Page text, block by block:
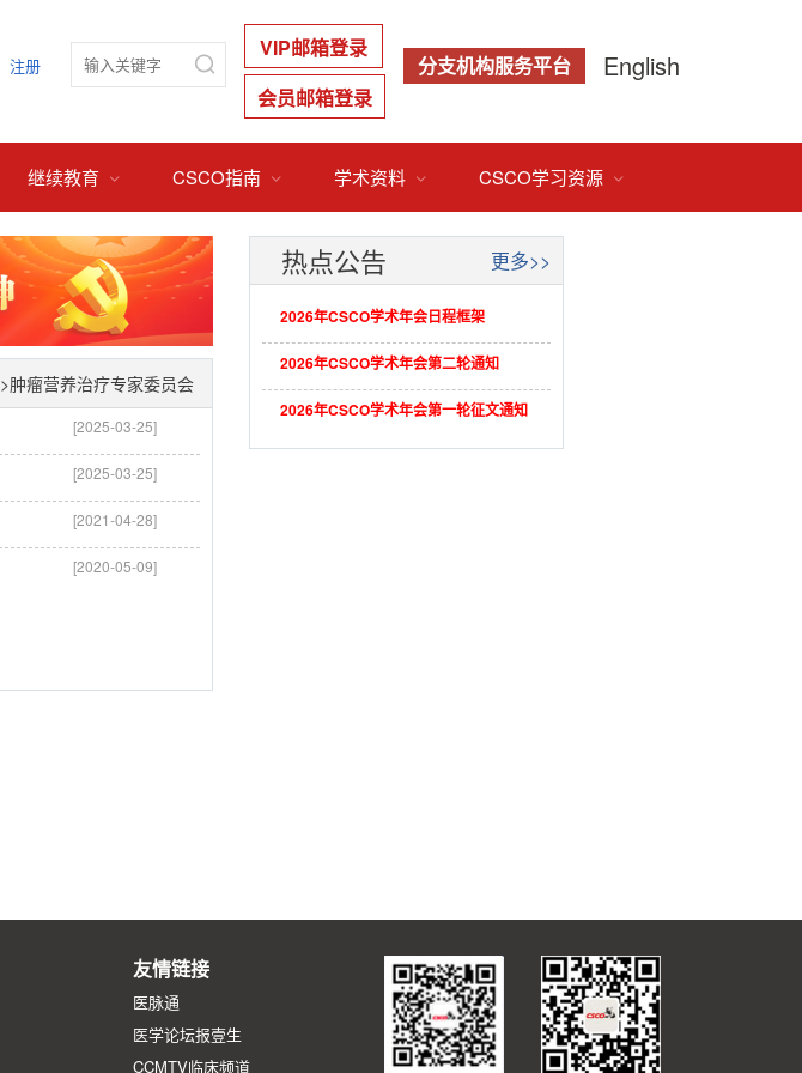
English
分支机构服务平台
VIP邮箱登录
会员邮箱登录

注册
继续教育  CSCO指南  学术资料  CSCO学习资源 
>肿瘤营养治疗专家委员会
[2025-03-25]
[2025-03-25]
[2021-04-28]
[2020-05-09]
热点公告 更多>>
2026年CSCO学术年会日程框架
2026年CSCO学术年会第二轮通知
2026年CSCO学术年会第一轮征文通知
友情链接
医脉通
医学论坛报壹生
CCMTV临床频道